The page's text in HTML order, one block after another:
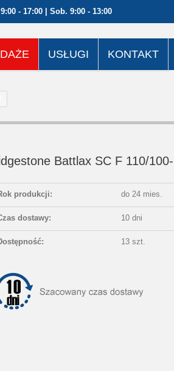
- 17:00 | Sob. 9:00 - 13:00
USŁUGI KONTAKT
Battlax SC F 110/
produkcji: do 24 mies.
dostawy: 10 dni
13 szt.